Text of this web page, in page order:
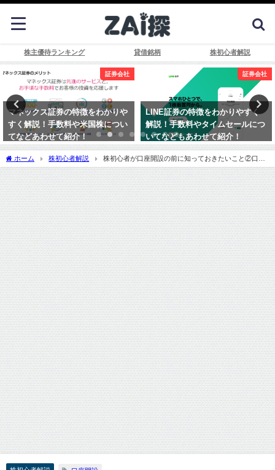
株主優待ランキング 貸借銘柄 株初心者解説
証券会社
マネックス証券の特徴をわかりや
すく解説！手数料や米国株につい
てなどあわせて紹介！
証券会社
LINE証券の特徴をわかりやすく
解説！手数料やタイムセールにつ
いてなどもあわせて紹介！
ホーム 株初心者解説
株初心者が口座開設の前に知っておきたいこと②口座
維持費、管理費